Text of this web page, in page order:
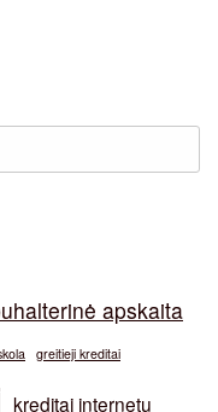
apskaita
greitieji kreditai
kreditai internetu